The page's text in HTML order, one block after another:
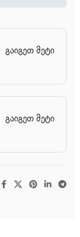
გაიგეთ მეტი
გაიგეთ მეტი